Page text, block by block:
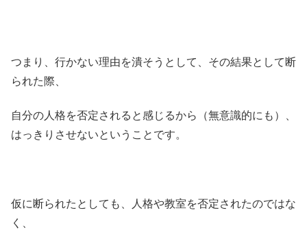
つまり、行かない理由を潰そうとして、その結果として断
られた際、
自分の人格を否定されると感じるから（無意識的にも）、
はっきりさせないということです。
仮に断られたとしても、人格や教室を否定されたのではな
く、